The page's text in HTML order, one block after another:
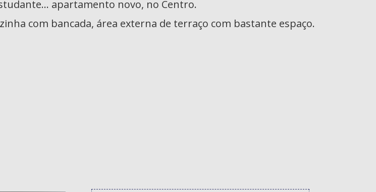
apartamento novo, no Centro.
com bancada, área externa de terraço com bastante espaço.